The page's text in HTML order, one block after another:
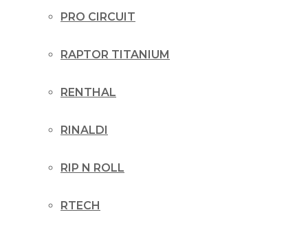
PRO CIRCUIT
RAPTOR TITANIUM
RENTHAL
RINALDI
RIP N ROLL
RTECH